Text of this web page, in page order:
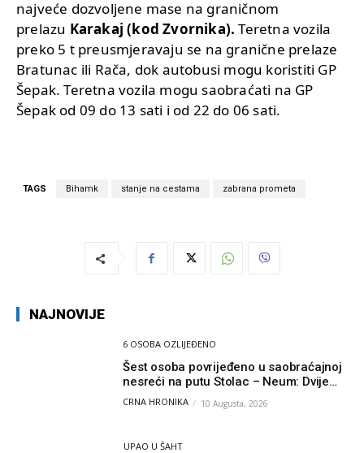
najveće dozvoljene mase na graničnom
prelazu Karakaj (kod Zvornika). Teretna vozila
preko 5 t preusmjeravaju se na granične prelaze
Bratunac ili Rača, dok autobusi mogu koristiti GP
Šepak. Teretna vozila mogu saobraćati na GP
Šepak od 09 do 13 sati i od 22 do 06 sati.
TAGS Bihamk stanje na cestama zabrana prometa
NAJNOVIJE
6 OSOBA OZLIJEĐENO
Šest osoba povrijeđeno u saobraćajnoj
nesreći na putu Stolac – Neum: Dvije
osobe zadobile teške tjelesne povrede
CRNA HRONIKA 10 Augusta, 2026
UPAO U ŠAHT